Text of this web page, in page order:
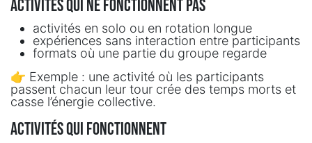
Activités qui ne fonctionnent pas
activités en solo ou en rotation longue
expériences sans interaction entre participants
formats où une partie du groupe regarde
👉 Exemple : une activité où les participants
passent chacun leur tour crée des temps morts et
casse l’énergie collective.
Activités qui fonctionnent